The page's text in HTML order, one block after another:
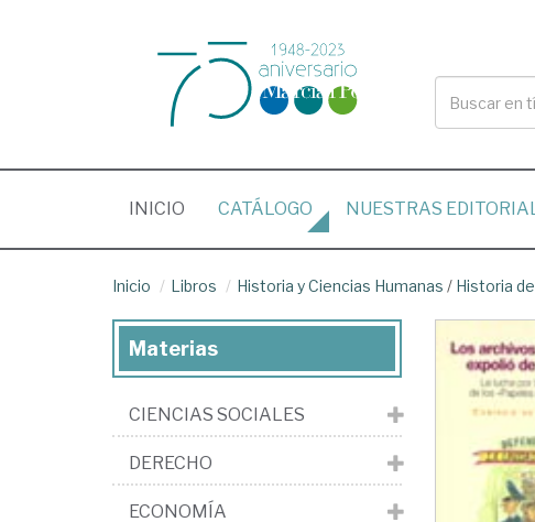
INICIO (CURRENT)
CATÁLOGO NUESTRAS
Inicio Libros Historia y Ciencias Humanas / Historia
Materias
CIENCIAS SOCIALES
DERECHO
ECONOMÍA